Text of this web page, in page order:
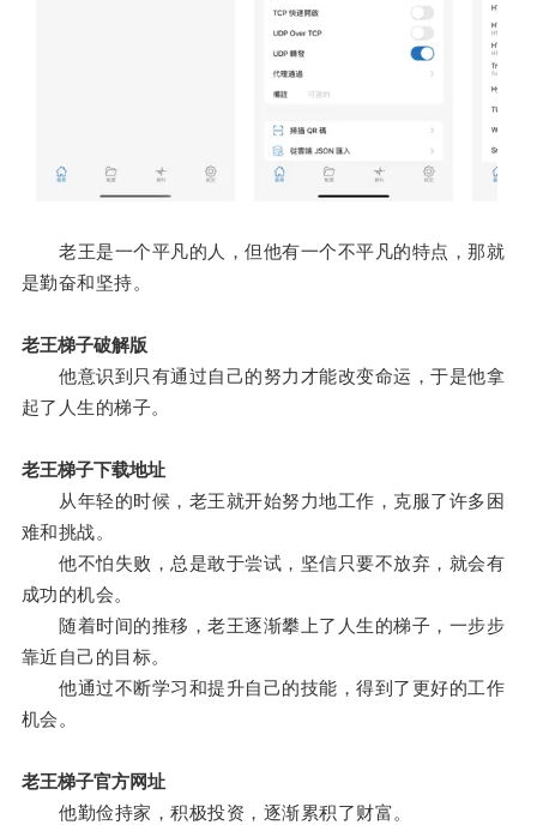
老王是一个平凡的人，但他有一个不平凡的特点，那就
是勤奋和坚持。
老王梯子破解版
他意识到只有通过自己的努力才能改变命运，于是他拿
起了人生的梯子。
老王梯子下载地址
从年轻的时候，老王就开始努力地工作，克服了许多困
难和挑战。
他不怕失败，总是敢于尝试，坚信只要不放弃，就会有
成功的机会。
随着时间的推移，老王逐渐攀上了人生的梯子，一步步
靠近自己的目标。
他通过不断学习和提升自己的技能，得到了更好的工作
机会。
老王梯子官方网址
他勤俭持家，积极投资，逐渐累积了财富。